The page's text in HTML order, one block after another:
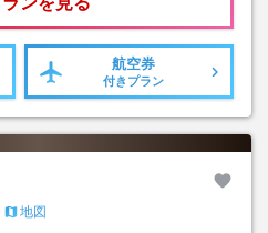
航空券
付きプラン
地図